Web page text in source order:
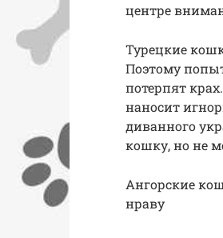
центре
Турецкие
Поэтому
потерпят
наносит
диванного
кошку, но не
Ангорские
нраву